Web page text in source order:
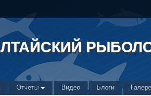
Отчеты Видео Блоги